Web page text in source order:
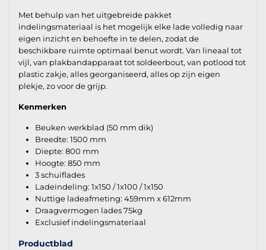
Met behulp van het uitgebreide pakket
indelingsmateriaal is het mogelijk elke lade volledig naar
eigen inzicht en behoefte in te delen, zodat de
beschikbare ruimte optimaal benut wordt. Van lineaal tot
vijl, van plakbandapparaat tot soldeerbout, van potlood tot
plastic zakje, alles georganiseerd, alles op zijn eigen
plekje, zo voor de grijp.
Kenmerken
Beuken werkblad (50 mm dik)
Breedte: 1500 mm
Diepte: 800 mm
Hoogte: 850 mm
3 schuiflades
Ladeindeling: 1x150 / 1x100 / 1x150
Nuttige ladeafmeting: 459mm x 612mm
Draagvermogen lades 75kg
Exclusief indelingsmateriaal
Productblad